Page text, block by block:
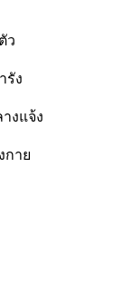
ว
รัง
งแจ้ง
กาย